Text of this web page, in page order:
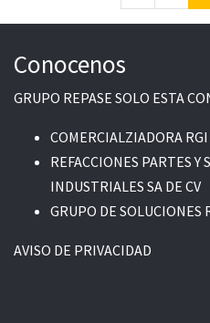
Conocenos
GRUPO REPASE SOLO ESTA
COMERCIALZIADORA RGI
REFACCIONES PARTES Y
INDUSTRIALES SA DE CV
GRUPO DE SOLUCIONES
AVISO DE PRIVACIDAD